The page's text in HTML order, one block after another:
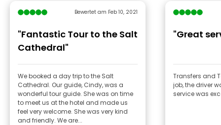
Bewertet am Feb 10, 2021
"Fantastic Tour to the Salt
Cathedral"
We booked a day trip to the Salt
Cathedral. Our guide, Cindy, was a
wonderful tour guide. She was on time
to meet us at the hotel and made us
feel very welcome. She was very kind
and friendly. We are...
"Great
Transfers and
job, the driver
service was